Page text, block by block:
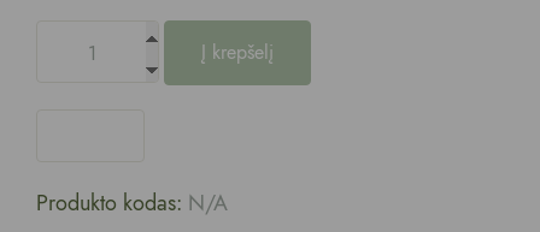
Į krepšelį
Produkto kodas: N/A